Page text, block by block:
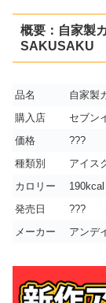
概要：自家製
SAKUSAKU
品名
自家製
購入店
セブン
価格
???
種類別
アイス
カロリー
190kcal
発売日
???
メーカー
アンデ